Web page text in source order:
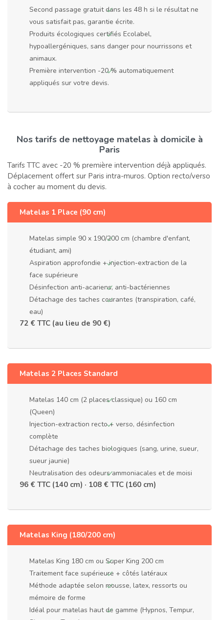
Second passage gratuit dans les 48 h si le résultat ne
vous satisfait pas, garantie écrite.
Produits écologiques certifiés Ecolabel,
hypoallergéniques, sans danger pour nourrissons et
animaux.
Première intervention -20 % automatiquement
appliqués sur votre devis.
Nos tarifs de nettoyage matelas à domicile à
Paris
Tarifs TTC avec -20 % première intervention déjà appliqués.
Déplacement offert sur Paris intra-muros. Option recto/verso
à cocher au moment du devis.
Matelas 1 Place (90 cm)
Matelas simple 90 x 190/200 cm (chambre d'enfant,
étudiant, ami)
Aspiration approfondie + injection-extraction de la
face supérieure
Désinfection anti-acariens, anti-bactériennes
Détachage des taches courantes (transpiration, café,
eau)
72 € TTC (au lieu de 90 €)
Matelas 2 Places Standard
Matelas 140 cm (2 places classique) ou 160 cm
(Queen)
Injection-extraction recto + verso, désinfection
complète
Détachage des taches biologiques (sang, urine, sueur,
sueur jaunie)
Neutralisation des odeurs ammoniacales et de moisi
96 € TTC (140 cm) · 108 € TTC (160 cm)
Matelas King (180/200 cm)
Matelas King 180 cm ou Super King 200 cm
Traitement face supérieure + côtés latéraux
Méthode adaptée selon mousse, latex, ressorts ou
mémoire de forme
Idéal pour matelas haut de gamme (Hypnos, Tempur,